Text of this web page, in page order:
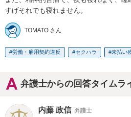
すげそれでも寝れません。
TOMATO さん
労働・雇用契約違反 セクハラ 未払い
弁護士からの回答タイムラ
内藤 政信 弁護士